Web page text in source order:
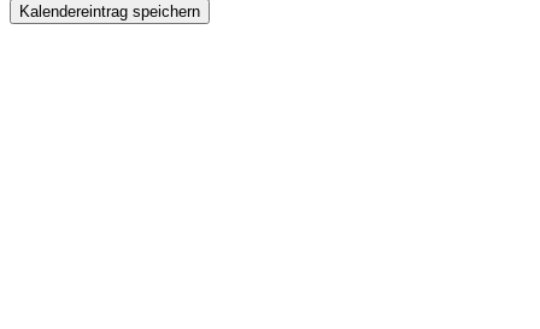
Kalendereintrag speichern